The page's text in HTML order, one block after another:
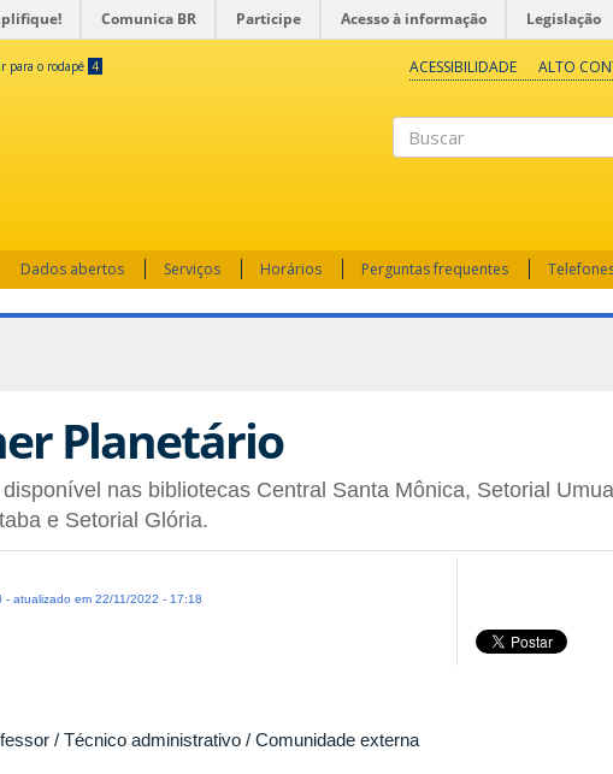
Comunica BR Participe Acesso à informação Legislação
Ir para o rodapé 4 ACESSIBILIDADE ALTO
Dados abertos Serviços Horários Perguntas frequentes
Planetário
nas bibliotecas Central Santa Mônica, Setorial
e Setorial Glória.
- atualizado em 22/11/2022 - 17:18
/ Técnico administrativo / Comunidade externa